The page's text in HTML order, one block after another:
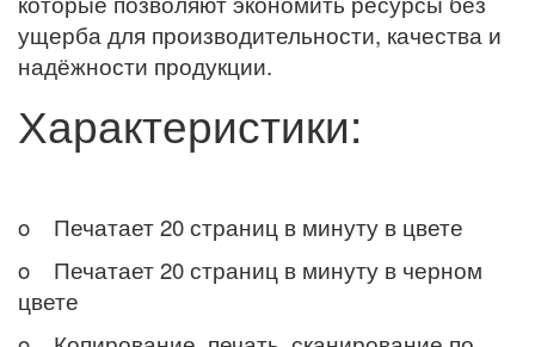
ущерба для производительности, качества и
надёжности продукции.
Характеристики:
o Печатает 20 страниц в минуту в цвете
o Печатает 20 страниц в минуту в черном
цвете